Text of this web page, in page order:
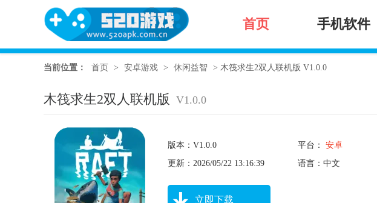
首页 手机软件
当前位置： 首页 > 安卓游戏 > 休闲益智 > 木筏求生2双人联机版 V1.0.0
木筏求生2双人联机版 V1.0.0
版本：V1.0.0 平台： 安卓
更新：2026/05/22 13:16:39
语言：中文
立即下载